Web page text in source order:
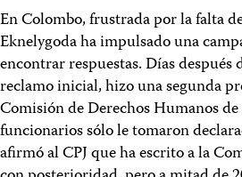
En Colombo, frustrada por la falta
Eknelygoda ha impulsado una
encontrar respuestas. Días después
reclamo inicial, hizo una segunda
Comisión de Derechos Humanos
funcionarios sólo le tomaron
afirmó al CPJ que ha escrito a la